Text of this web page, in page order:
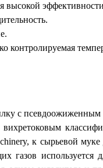
контролируемая
с
вихретоковым
к сырьевой
газов